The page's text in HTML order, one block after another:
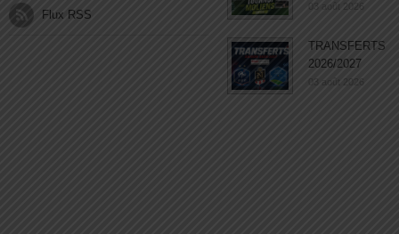
Flux RSS
03 août 2026
TRANSFERTS
2026/2027
03 août 2026